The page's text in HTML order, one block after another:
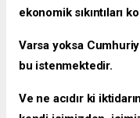
ekonomik sıkıntıları
Varsa yoksa
bu istenmektedir.
Ve ne acıdır ki